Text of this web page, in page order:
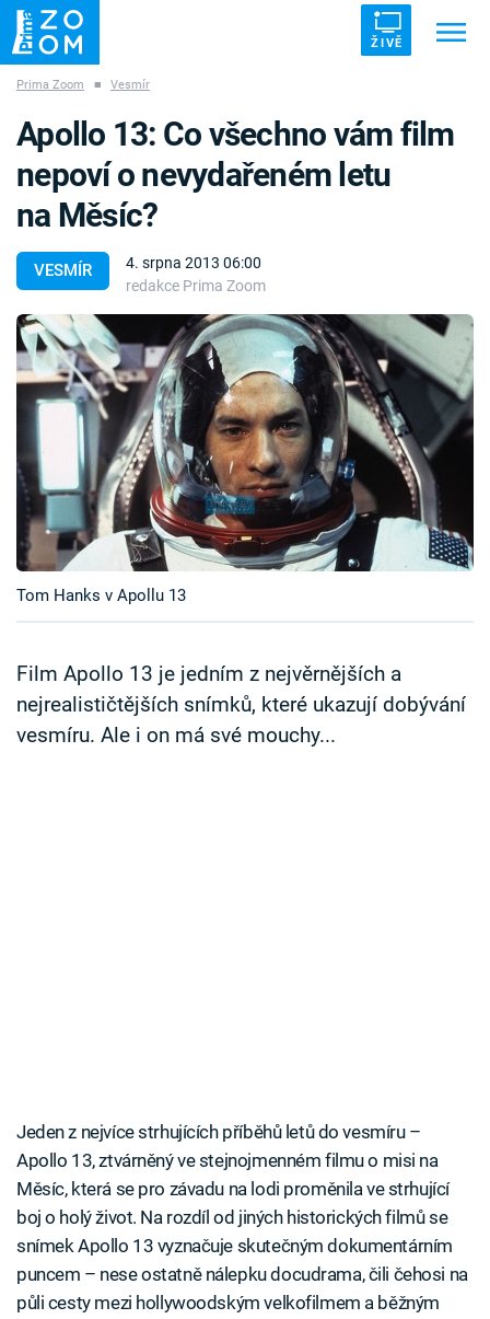
ŽIVĚ
ZÁHADY VETŘELCI DÁVNOVĚKU
Témata
Témata
Pořady
TV Program
Časopis
Sledujte prima+
Sledujte nás
Prima Zoom ■ Vesmír
VESMÍR
4. srpna 2013 06:00
redakce Prima Zoom
Apollo 13: Co všechno vám film
nepoví o nevydařeném letu
na Měsíc?
Tom Hanks v Apollu 13
Film Apollo 13 je jedním z nejvěrnějších a
nejrealističtějších snímků, které ukazují dobývání
vesmíru. Ale i on má své mouchy...
Jeden z nejvíce strhujících příběhů letů do vesmíru –
Apollo 13, ztvárněný ve stejnojmenném filmu o misi na
Měsíc, která se pro závadu na lodi proměnila ve strhující
boj o holý život. Na rozdíl od jiných historických filmů se
snímek Apollo 13 vyznačuje skutečným dokumentárním
puncem – nese ostatně nálepku docudrama, čili čehosi na
půli cesty mezi hollywoodským velkofilmem a běžným